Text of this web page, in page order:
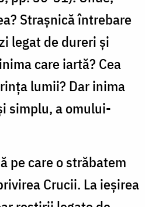
Strașnică întrebare
legat de dureri și
care iartă? Cea
lumii? Dar inima
simplu, a omului-
pe care o străbatem
Crucii. La ieșirea